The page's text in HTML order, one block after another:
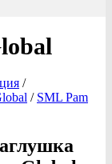
/
/ SML Pam